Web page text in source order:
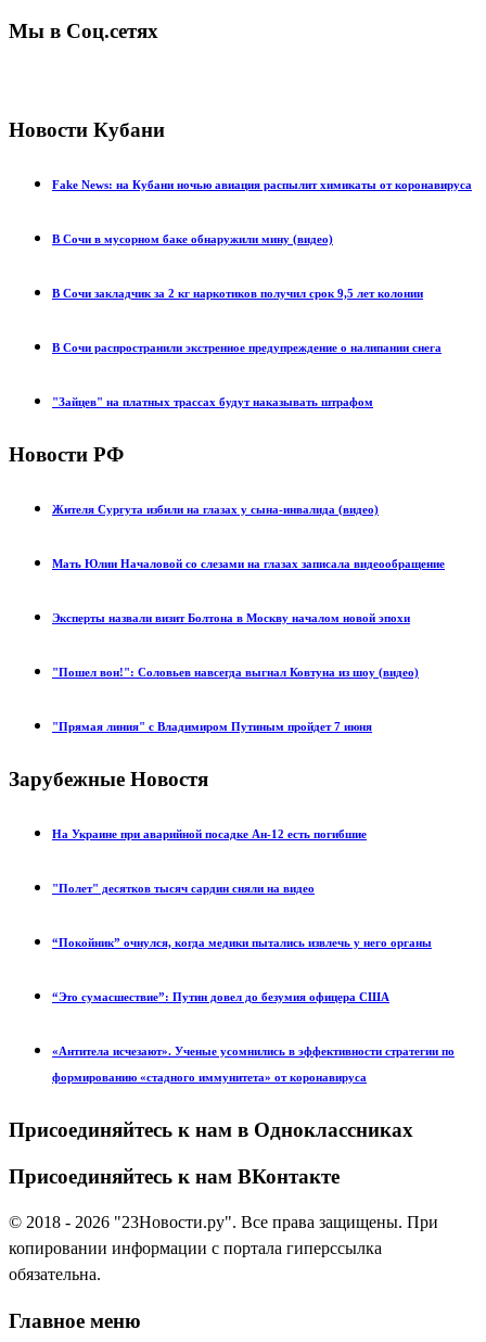
Мы в Соц.сетях
Новости Кубани
Fake News: на Кубани ночью авиация распылит химикаты от коронавируса
В Сочи в мусорном баке обнаружили мину (видео)
В Сочи закладчик за 2 кг наркотиков получил срок 9,5 лет колонии
В Сочи распространили экстренное предупреждение о налипании снега
"Зайцев" на платных трассах будут наказывать штрафом
Новости РФ
Жителя Сургута избили на глазах у сына-инвалида (видео)
Мать Юлии Началовой со слезами на глазах записала видеообращение
Эксперты назвали визит Болтона в Москву началом новой эпохи
"Пошел вон!": Соловьев навсегда выгнал Ковтуна из шоу (видео)
"Прямая линия" с Владимиром Путиным пройдет 7 июня
Зарубежные Новостя
На Украине при аварийной посадке Ан-12 есть погибшие
"Полет" десятков тысяч сардин сняли на видео
“Покойник” очнулся, когда медики пытались извлечь у него органы
“Это сумасшествие”: Путин довел до безумия офицера США
«Антитела исчезают». Ученые усомнились в эффективности стратегии по
формированию «стадного иммунитета» от коронавируса
Присоединяйтесь к нам в Одноклассниках
Присоединяйтесь к нам ВКонтакте
© 2018 - 2026 "23Новости.ру". Все права защищены. При
копировании информации с портала гиперссылка
обязательна.
Главное меню